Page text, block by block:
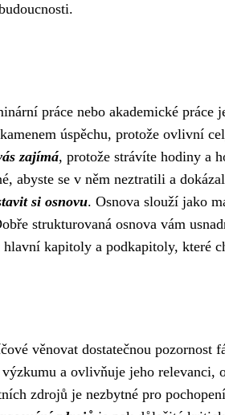
práce nebo akademické práce
úspěchu, protože ovlivní
zajímá, protože strávíte hodiny a
abyste se v něm neztratili a
si osnovu. Osnova slouží jako
strukturovaná osnova vám
kapitoly a podkapitoly, které
věnovat dostatečnou pozornost
a ovlivňuje jeho relevanci,
zdrojů je nezbytné pro